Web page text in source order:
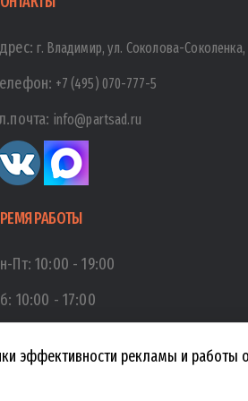
г. Владимир, ул. Соколова-Соколенка,
+7 (495) 070-777-5
info@partsad.ru
РАБОТЫ
Пт:10:00 -19:00
10:00 - 17:00
эффективности рекламы и работы